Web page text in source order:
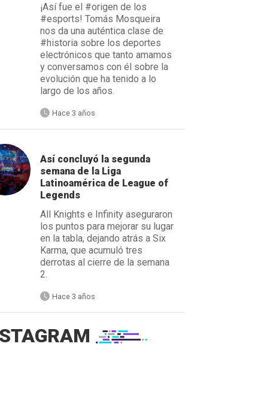
¡Así fue el #origen de los
#esports! Tomás Mosqueira
nos da una auténtica clase de
#historia sobre los deportes
electrónicos que tanto amamos
y conversamos con él sobre la
evolución que ha tenido a lo
largo de los años.
Hace 3 años
Así concluyó la segunda
semana de la Liga
Latinoamérica de League of
Legends
All Knights e Infinity aseguraron
los puntos para mejorar su lugar
en la tabla, dejando atrás a Six
Karma, que acumuló tres
derrotas al cierre de la semana
2.
Hace 3 años